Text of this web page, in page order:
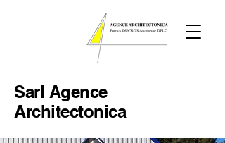
Sarl Agence
Architectonica